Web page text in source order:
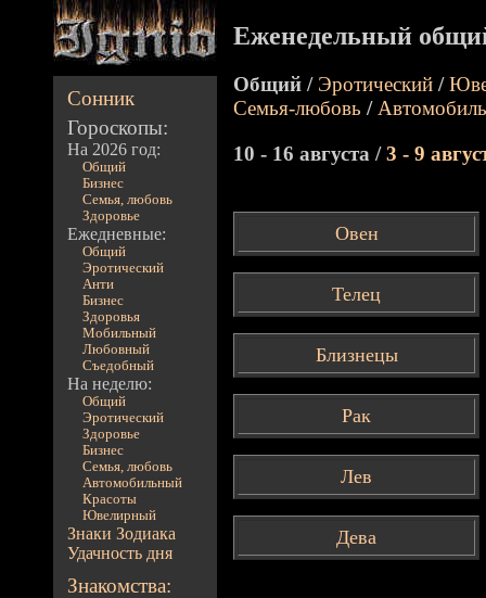
Сонник
Гороскопы:
На 2026 год:
Общий
Бизнес
Семья, любовь
Здоровье
Ежедневные:
Общий
Эротический
Анти
Бизнес
Здоровья
Мобильный
Любовный
Съедобный
На неделю:
Общий
Эротический
Здоровье
Бизнес
Семья, любовь
Автомобильный
Красоты
Ювелирный
Знаки Зодиака
Удачность дня
Знакомства:
Еженедельный
Общий / Эротический /
Семья-любовь /
10 - 16 августа /3 - 9
Овен
Телец
Близнецы
Рак
Лев
Дева